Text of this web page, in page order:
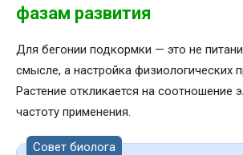
фазам развития
Для бегонии подкормки — это не
смысле, а настройка физиологических
Растение откликается на соотношение
частоту применения.
Совет биолога